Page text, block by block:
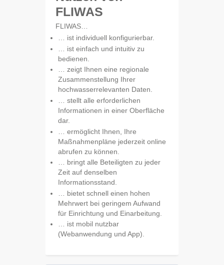
FLIWAS
FLIWAS…
… ist individuell konfigurierbar.
… ist einfach und intuitiv zu
bedienen.
… zeigt Ihnen eine regionale
Zusammenstellung Ihrer
hochwasserrelevanten Daten.
… stellt alle erforderlichen
Informationen in einer Oberfläche
dar.
… ermöglicht Ihnen, Ihre
Maßnahmenpläne jederzeit online
abrufen zu können.
… bringt alle Beteiligten zu jeder
Zeit auf denselben
Informationsstand.
… bietet schnell einen hohen
Mehrwert bei geringem Aufwand
für Einrichtung und Einarbeitung.
… ist mobil nutzbar
(Webanwendung und App).